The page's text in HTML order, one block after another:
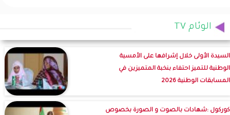
الوئام TV
السيدة الأولى خلال إشرافها على الأمسية
الوطنية للتميز احتفاء بنخبة المتميزين في
المسابقات الوطنية 2026
كوركول :شهادات بالصوت و الصورة بخصوص